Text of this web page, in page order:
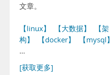
文章。
【linux】 【大数据】
【架
构】
【docker】 【mysql】
…
[获取更多]